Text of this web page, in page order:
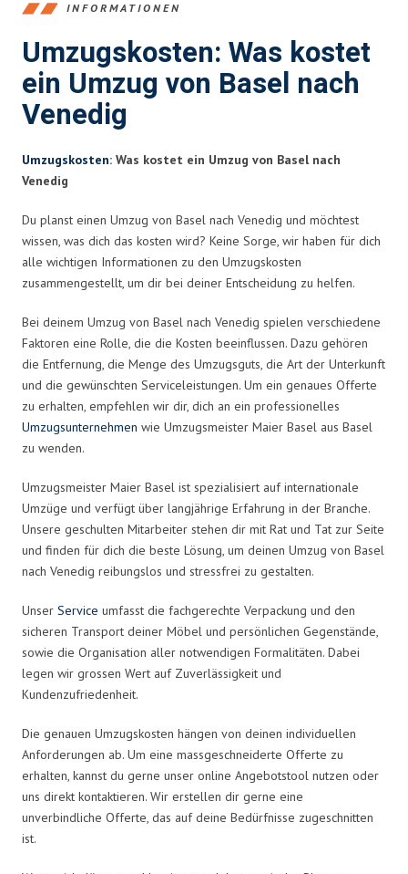
INFORMATIONEN
Umzugskosten: Was kostet
ein Umzug von Basel nach
Venedig
Umzugskosten: Was kostet ein Umzug von Basel nach
Venedig
Du planst einen Umzug von Basel nach Venedig und möchtest
wissen, was dich das kosten wird? Keine Sorge, wir haben für dich
alle wichtigen Informationen zu den Umzugskosten
zusammengestellt, um dir bei deiner Entscheidung zu helfen.
Bei deinem Umzug von Basel nach Venedig spielen verschiedene
Faktoren eine Rolle, die die Kosten beeinflussen. Dazu gehören
die Entfernung, die Menge des Umzugsguts, die Art der Unterkunft
und die gewünschten Serviceleistungen. Um ein genaues Offerte
zu erhalten, empfehlen wir dir, dich an ein professionelles
Umzugsunternehmen wie Umzugsmeister Maier Basel aus Basel
zu wenden.
Umzugsmeister Maier Basel ist spezialisiert auf internationale
Umzüge und verfügt über langjährige Erfahrung in der Branche.
Unsere geschulten Mitarbeiter stehen dir mit Rat und Tat zur Seite
und finden für dich die beste Lösung, um deinen Umzug von Basel
nach Venedig reibungslos und stressfrei zu gestalten.
Unser Service umfasst die fachgerechte Verpackung und den
sicheren Transport deiner Möbel und persönlichen Gegenstände,
sowie die Organisation aller notwendigen Formalitäten. Dabei
legen wir grossen Wert auf Zuverlässigkeit und
Kundenzufriedenheit.
Die genauen Umzugskosten hängen von deinen individuellen
Anforderungen ab. Um eine massgeschneiderte Offerte zu
erhalten, kannst du gerne unser online Angebotstool nutzen oder
uns direkt kontaktieren. Wir erstellen dir gerne eine
unverbindliche Offerte, das auf deine Bedürfnisse zugeschnitten
ist.